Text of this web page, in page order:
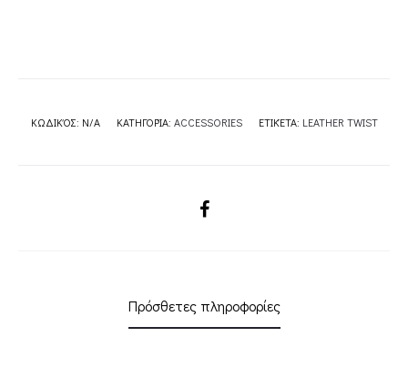
ΚΩΔΙΚΌΣ: N/A ΚΑΤΗΓΟΡΊΑ: ACCESSORIES ΕΤΙΚΈΤΑ: LEATHER TWIST
SHARE
Πρόσθετες πληροφορίες